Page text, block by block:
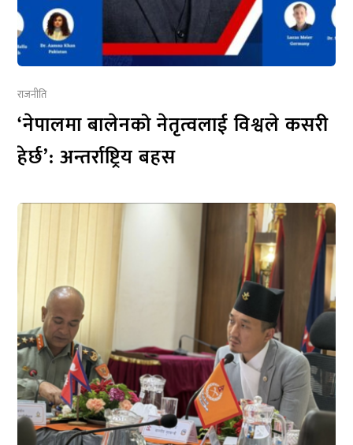
राजनीति
‘नेपालमा बालेनको नेतृत्वलाई विश्वले कसरी
हेर्छ’: अन्तर्राष्ट्रिय बहस